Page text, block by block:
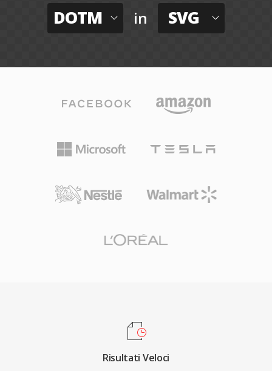
DOTM in SVG
Risultati Veloci